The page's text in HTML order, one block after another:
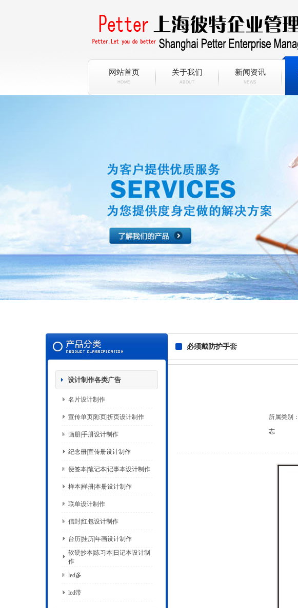
网站首页
HOME
关于我们
ABOUT
新闻资讯
NEWS
设计制作各类广告
名片设计制作
宣传单页|彩页|折页设计制作
画册|手册设计制作
纪念册|宣传册设计制作
便签本|笔记本|记事本设计制作
样本|样册|本册设计制作
联单设计制作
信封|红包设计制作
台历|挂历|年画设计制作
软硬抄本|练习本|日记本设计制
作
led多
led带
必须戴防护手套
所属类别：
志